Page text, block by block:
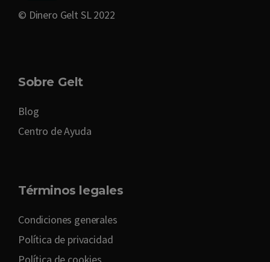
© Dinero Gelt SL 2022
Sobre Gelt
Blog
Centro de Ayuda
Términos legales
Condiciones generales
Política de privacidad